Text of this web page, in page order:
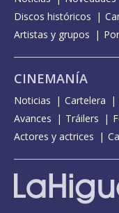
Discos históricos
Artistas y grupos
CINEMANÍA
Noticias Cartelera
Avances
Tráilers
Actores y actrices